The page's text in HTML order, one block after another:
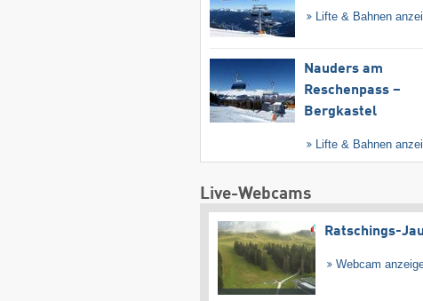
Lifte & Bahnen
Nauders am
Reschenpass –
Bergkastel
Lifte & Bahnen
Live-Webcams
Ratschings-
Webcam